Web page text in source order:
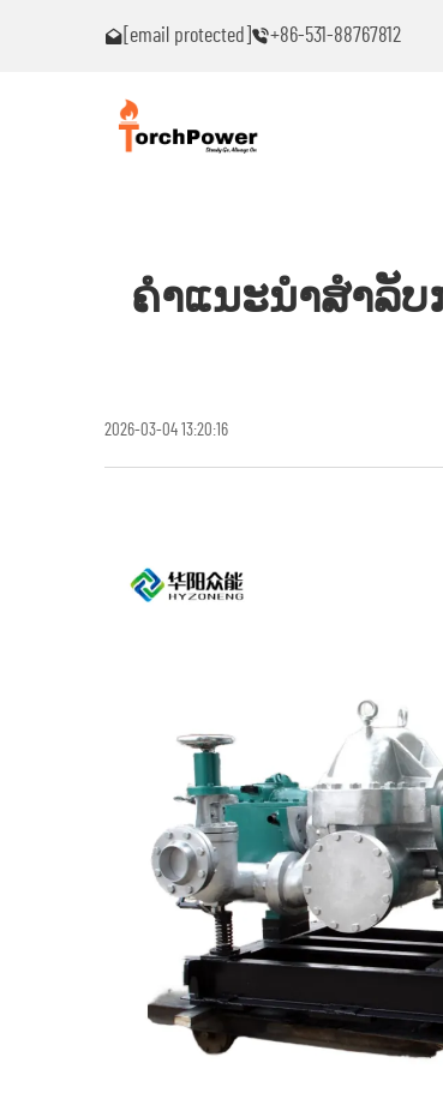
[email protected] +86-531-88767812
ຕິດຕໍ່ຂ້ອຍທົ່ວໄປຖ້າເຈັບພາບຫມຸດ
ຄຳແນະນຳສຳລັບ
2026-03-04 13:20:16